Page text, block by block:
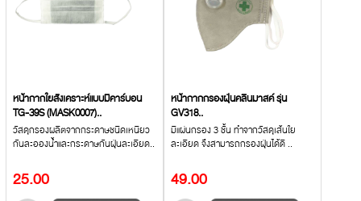
หน้ากากใยสังเคราะห์แบบมีคาร์บอน
TG-39S (MASK0007)..
วัสดุกรองผลิตจากกระดาษชนิดเหนียว
กันละอองน้ำและกระดาษกันฝุ่นละเอียด..
25.00
หน้ากากกรองฝุ่นคลีนมาสค์ รุ่น
GV318..
มีแผ่นกรอง 3 ชั้น ทำจากวัสดุเส้นใย
ละเอียด จึงสามารถกรองฝุ่นได้ดี ..
49.00